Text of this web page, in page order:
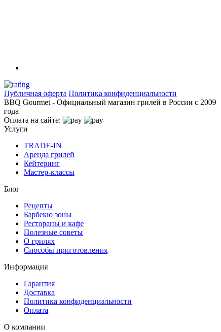
Публичная оферта Политика конфиденциальности
BBQ Gourmet - Официальный магазин грилей в России с 2009
года
Оплата на сайте:
Услуги
TRADE-IN
Аренда грилей
Кейтеринг
Мастер-классы
Блог
Рецепты
Барбекю зоны
Рестораны и кафе
Полезные советы
О грилях
Способы приготовления
Информация
Гарантия
Доставка
Политика конфиденциальности
Оплата
О компании